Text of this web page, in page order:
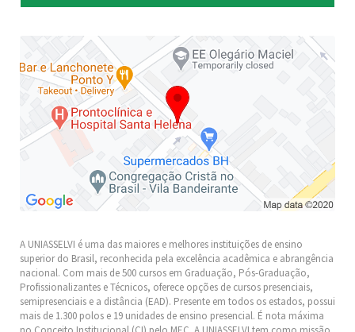
A UNIASSELVI é uma das maiores e melhores instituições de ensino
superior do Brasil, reconhecida pela excelência acadêmica e abrangência
nacional. Com mais de 500 cursos em Graduação, Pós-Graduação,
Profissionalizantes e Técnicos, oferece opções de cursos presenciais,
semipresenciais e a distância (EAD). Presente em todos os estados, possui
mais de 1.300 polos e 19 unidades de ensino presencial. É nota máxima